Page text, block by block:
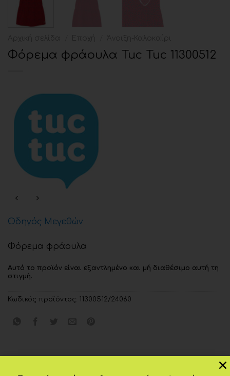
Φόρεμα φράουλα Tuc Tuc 11300512
Οδηγός Μεγεθών
Φόρεμα φράουλα
Αυτό το προϊόν είναι εξαντλημένο και μή διαθέσιμο αυτή τη
στιγμή.
Κωδικός προϊόντος: 11300512/24060